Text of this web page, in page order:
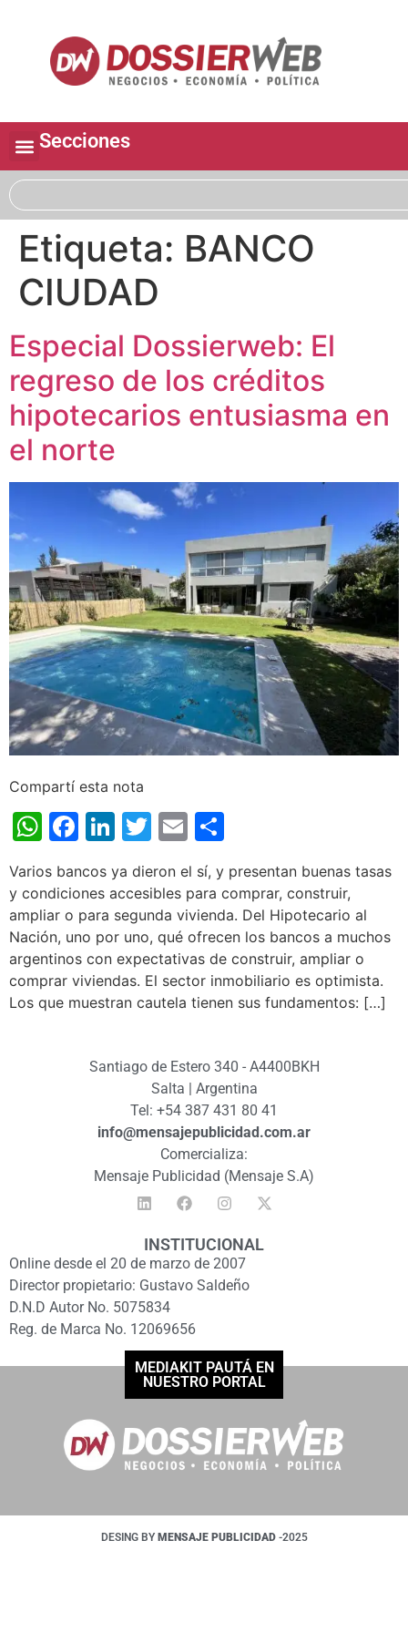
Secciones
Etiqueta: BANCO
CIUDAD
Especial Dossierweb: El
regreso de los créditos
hipotecarios entusiasma en
el norte
Compartí esta nota
WhatsApp
Facebook
LinkedIn
Twitter
Email
Varios bancos ya dieron el sí, y presentan buenas tasas
y condiciones accesibles para comprar, construir,
ampliar o para segunda vivienda. Del Hipotecario al
Nación, uno por uno, qué ofrecen los bancos a muchos
argentinos con expectativas de construir, ampliar o
comprar viviendas. El sector inmobiliario es optimista.
Los que muestran cautela tienen sus fundamentos: […]
Santiago de Estero 340 - A4400BKH
Salta | Argentina
Tel: +54 387 431 80 41
info@mensajepublicidad.com.ar
Comercializa:
Mensaje Publicidad (Mensaje S.A)
INSTITUCIONAL
Online desde el 20 de marzo de 2007
Director propietario: Gustavo Saldeño
D.N.D Autor No. 5075834
Reg. de Marca No. 12069656
MEDIAKIT PAUTÁ EN
NUESTRO PORTAL
DESING BY MENSAJE PUBLICIDAD -2025